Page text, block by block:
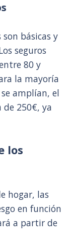
básicas y
seguros
80 y
la mayoría
amplían, el
de 250€, ya
los
hogar, las
en función
a partir de